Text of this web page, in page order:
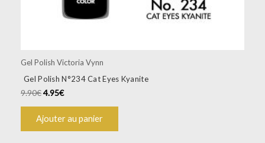
Gel Polish Victoria Vynn
Gel Polish N°234 Cat Eyes Kyanite
9.90€4.95€
Ajouter au panier